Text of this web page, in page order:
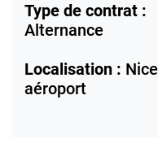
Type de contrat :
Alternance
Localisation : Nice
aéroport